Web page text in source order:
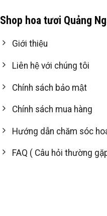
Shop hoa tươi Quảng
Giới thiệu
Liên hệ với chúng tôi
Chính sách bảo mật
Chính sách mua hàng
Hướng dẫn chăm sóc
FAQ ( Câu hỏi thường